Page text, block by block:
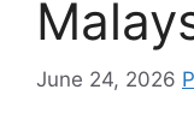
June 24, 2026